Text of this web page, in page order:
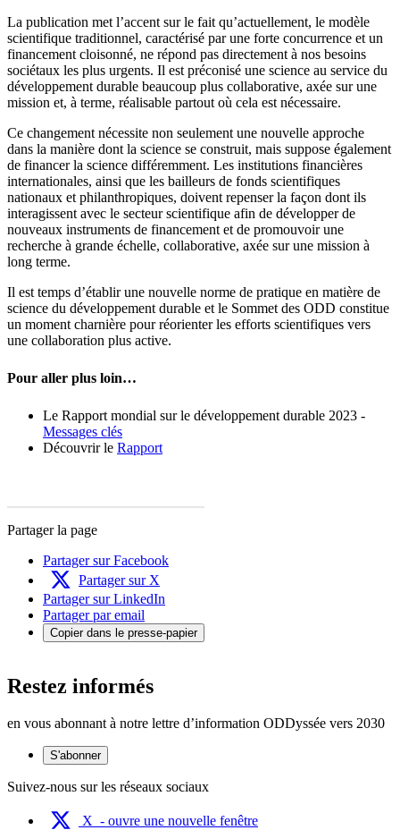
La publication met l’accent sur le fait qu’actuellement, le modèle
scientifique traditionnel, caractérisé par une forte concurrence et un
financement cloisonné, ne répond pas directement à nos besoins
sociétaux les plus urgents. Il est préconisé une science au service du
développement durable beaucoup plus collaborative, axée sur une
mission et, à terme, réalisable partout où cela est nécessaire.
Ce changement nécessite non seulement une nouvelle approche
dans la manière dont la science se construit, mais suppose également
de financer la science différemment. Les institutions financières
internationales, ainsi que les bailleurs de fonds scientifiques
nationaux et philanthropiques, doivent repenser la façon dont ils
interagissent avec le secteur scientifique afin de développer de
nouveaux instruments de financement et de promouvoir une
recherche à grande échelle, collaborative, axée sur une mission à
long terme.
Il est temps d’établir une nouvelle norme de pratique en matière de
science du développement durable et le Sommet des ODD constitue
un moment charnière pour réorienter les efforts scientifiques vers
une collaboration plus active.
Pour aller plus loin…
Le Rapport mondial sur le développement durable 2023 -
Messages clés
Découvrir le Rapport
Partager la page
Partager sur Facebook
Partager sur X
Partager sur LinkedIn
Partager par email
Copier dans le presse-papier
Restez informés
en vous abonnant à notre lettre d’information ODDyssée vers 2030
S'abonner
Suivez-nous sur les réseaux sociaux
X - ouvre une nouvelle fenêtre